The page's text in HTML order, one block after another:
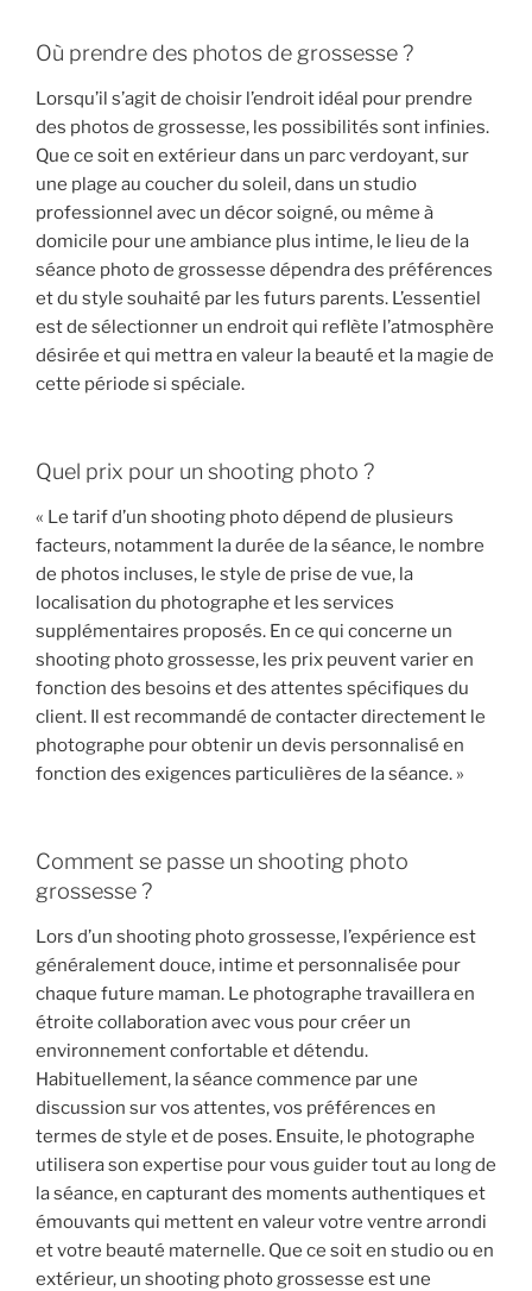
Où prendre des photos de grossesse ?
Lorsqu’il s’agit de choisir l’endroit idéal pour prendre
des photos de grossesse, les possibilités sont infinies.
Que ce soit en extérieur dans un parc verdoyant, sur
une plage au coucher du soleil, dans un studio
professionnel avec un décor soigné, ou même à
domicile pour une ambiance plus intime, le lieu de la
séance photo de grossesse dépendra des préférences
et du style souhaité par les futurs parents. L’essentiel
est de sélectionner un endroit qui reflète l’atmosphère
désirée et qui mettra en valeur la beauté et la magie de
cette période si spéciale.
Quel prix pour un shooting photo ?
« Le tarif d’un shooting photo dépend de plusieurs
facteurs, notamment la durée de la séance, le nombre
de photos incluses, le style de prise de vue, la
localisation du photographe et les services
supplémentaires proposés. En ce qui concerne un
shooting photo grossesse, les prix peuvent varier en
fonction des besoins et des attentes spécifiques du
client. Il est recommandé de contacter directement le
photographe pour obtenir un devis personnalisé en
fonction des exigences particulières de la séance. »
Comment se passe un shooting photo
grossesse ?
Lors d’un shooting photo grossesse, l’expérience est
généralement douce, intime et personnalisée pour
chaque future maman. Le photographe travaillera en
étroite collaboration avec vous pour créer un
environnement confortable et détendu.
Habituellement, la séance commence par une
discussion sur vos attentes, vos préférences en
termes de style et de poses. Ensuite, le photographe
utilisera son expertise pour vous guider tout au long de
la séance, en capturant des moments authentiques et
émouvants qui mettent en valeur votre ventre arrondi
et votre beauté maternelle. Que ce soit en studio ou en
extérieur, un shooting photo grossesse est une